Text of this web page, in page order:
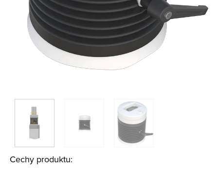
Cechy produktu: